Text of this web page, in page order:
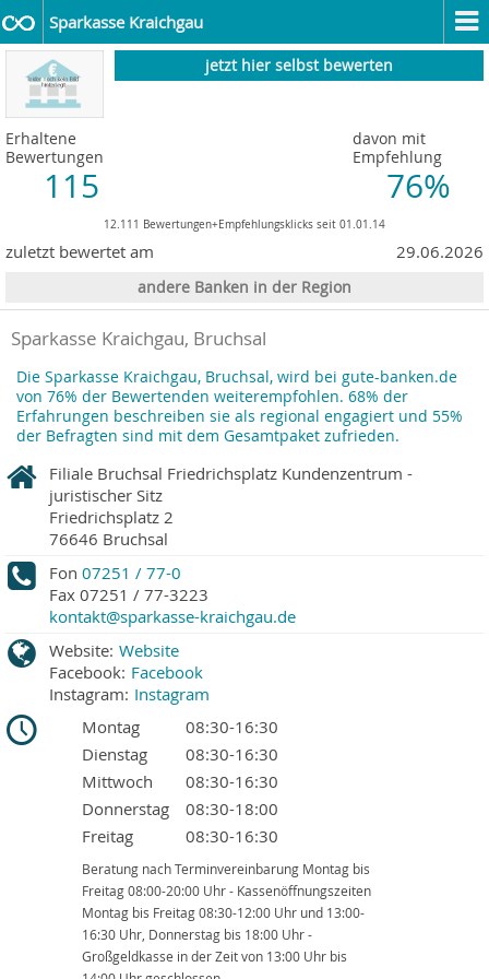
Sparkasse Kraichgau
jetzt hier selbst bewerten
Erhaltene
Bewertungen
115
davon mit
Empfehlung
76%
12.111 Bewertungen+Empfehlungsklicks seit 01.01.14
zuletzt bewertet am 29.06.2026
andere Banken in der Region
Sparkasse Kraichgau, Bruchsal
Die Sparkasse Kraichgau, Bruchsal, wird bei gute-banken.de
von 76% der Bewertenden weiterempfohlen. 68% der
Erfahrungen beschreiben sie als regional engagiert und 55%
der Befragten sind mit dem Gesamtpaket zufrieden.
Filiale Bruchsal Friedrichsplatz Kundenzentrum -
juristischer Sitz
Friedrichsplatz 2
76646 Bruchsal
Fon 07251 / 77-0
Fax 07251 / 77-3223
kontakt@sparkasse-kraichgau.de
Website: Website
Facebook: Facebook
Instagram: Instagram
Montag
08:30-16:30
Dienstag
08:30-16:30
Mittwoch
08:30-16:30
Donnerstag
08:30-18:00
Freitag
08:30-16:30
Beratung nach Terminvereinbarung Montag bis
Freitag 08:00-20:00 Uhr - Kassenöffnungszeiten
Montag bis Freitag 08:30-12:00 Uhr und 13:00-
16:30 Uhr, Donnerstag bis 18:00 Uhr -
Großgeldkasse in der Zeit von 13:00 Uhr bis